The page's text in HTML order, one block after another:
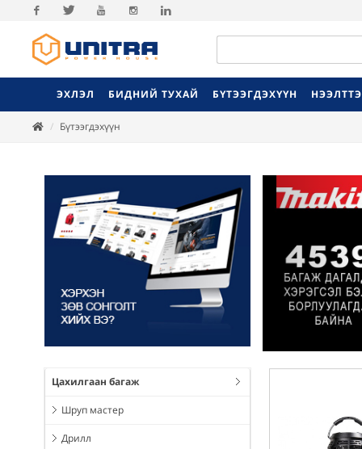
Facebook
ЭХЛЭЛ БИДНИЙ ТУХАЙ БҮТЭЭГДЭХҮҮН
Бүтээгдэхүүн
Цахилгаан багаж
Шруп мастер
Дрилл